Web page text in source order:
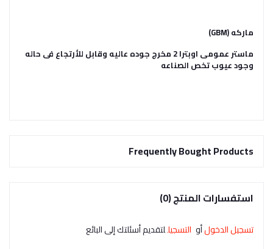
ماركه (GBM)
ماستر عمومى اوبترا 2 مخرج جوده عاليه وقابل للأرتجاع فى حاله
وجود عيوب تخص الصناعه
Frequently Bought Products
استفسارات المنتج (0)
تسجيل الدخولأو التسجيللتقديم أسئلتك إلى البائع